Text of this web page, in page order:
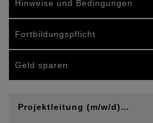
Hinweise und Bedingungen
Fortbildungspflicht
Geld sparen
Projektleitung (m/w/d)…